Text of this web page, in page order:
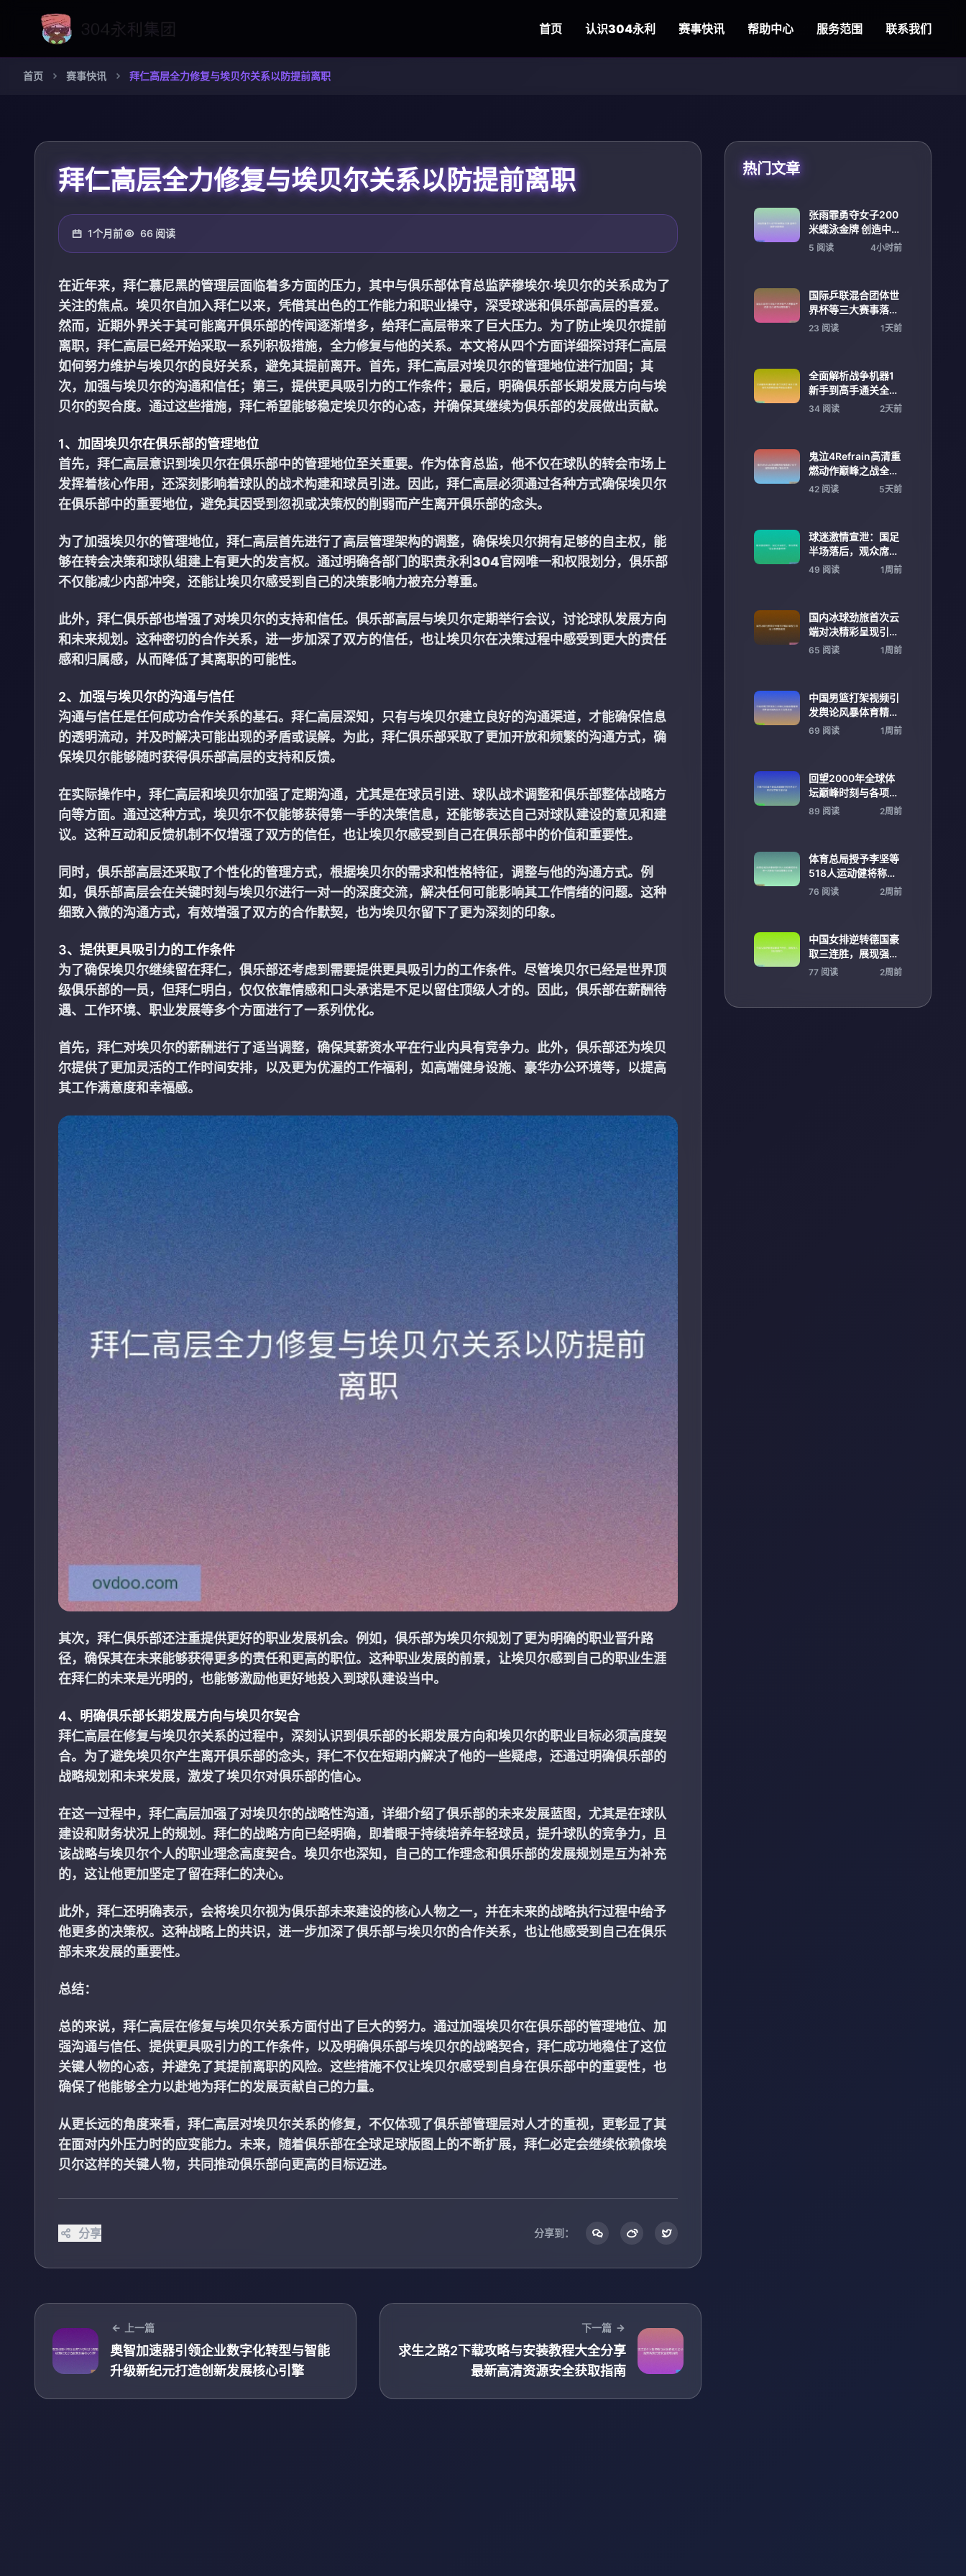
首页 认识304永利 赛事快讯 帮助中心 服务范围 联系我们
首页 赛事快讯 拜仁高层全力修复与埃贝尔关系以防提前离职
拜仁高层全力修复与埃贝尔关系以防提前离职
1个月前 66 阅读
在近年来，拜仁慕尼黑的管理层面临着多方面的压力，其中与俱乐部体育总监萨穆埃尔·埃贝尔的关系成为了
关注的焦点。埃贝尔自加入拜仁以来，凭借其出色的工作能力和职业操守，深受球迷和俱乐部高层的喜爱。
然而，近期外界关于其可能离开俱乐部的传闻逐渐增多，给拜仁高层带来了巨大压力。为了防止埃贝尔提前
离职，拜仁高层已经开始采取一系列积极措施，全力修复与他的关系。本文将从四个方面详细探讨拜仁高层
如何努力维护与埃贝尔的良好关系，避免其提前离开。首先，拜仁高层对埃贝尔的管理地位进行加固；其
次，加强与埃贝尔的沟通和信任；第三，提供更具吸引力的工作条件；最后，明确俱乐部长期发展方向与埃
贝尔的契合度。通过这些措施，拜仁希望能够稳定埃贝尔的心态，并确保其继续为俱乐部的发展做出贡献。
1、加固埃贝尔在俱乐部的管理地位
首先，拜仁高层意识到埃贝尔在俱乐部中的管理地位至关重要。作为体育总监，他不仅在球队的转会市场上
发挥着核心作用，还深刻影响着球队的战术构建和球员引进。因此，拜仁高层必须通过各种方式确保埃贝尔
在俱乐部中的重要地位，避免其因受到忽视或决策权的削弱而产生离开俱乐部的念头。
为了加强埃贝尔的管理地位，拜仁高层首先进行了高层管理架构的调整，确保埃贝尔拥有足够的自主权，能
够在转会决策和球队组建上有更大的发言权。通过明确各部门的职责永利304官网唯一和权限划分，俱乐部
不仅能减少内部冲突，还能让埃贝尔感受到自己的决策影响力被充分尊重。
此外，拜仁俱乐部也增强了对埃贝尔的支持和信任。俱乐部高层与埃贝尔定期举行会议，讨论球队发展方向
和未来规划。这种密切的合作关系，进一步加深了双方的信任，也让埃贝尔在决策过程中感受到更大的责任
感和归属感，从而降低了其离职的可能性。
2、加强与埃贝尔的沟通与信任
沟通与信任是任何成功合作关系的基石。拜仁高层深知，只有与埃贝尔建立良好的沟通渠道，才能确保信息
的透明流动，并及时解决可能出现的矛盾或误解。为此，拜仁俱乐部采取了更加开放和频繁的沟通方式，确
保埃贝尔能够随时获得俱乐部高层的支持和反馈。
在实际操作中，拜仁高层和埃贝尔加强了定期沟通，尤其是在球员引进、球队战术调整和俱乐部整体战略方
向等方面。通过这种方式，埃贝尔不仅能够获得第一手的决策信息，还能够表达自己对球队建设的意见和建
议。这种互动和反馈机制不仅增强了双方的信任，也让埃贝尔感受到自己在俱乐部中的价值和重要性。
同时，俱乐部高层还采取了个性化的管理方式，根据埃贝尔的需求和性格特征，调整与他的沟通方式。例
如，俱乐部高层会在关键时刻与埃贝尔进行一对一的深度交流，解决任何可能影响其工作情绪的问题。这种
细致入微的沟通方式，有效增强了双方的合作默契，也为埃贝尔留下了更为深刻的印象。
3、提供更具吸引力的工作条件
为了确保埃贝尔继续留在拜仁，俱乐部还考虑到需要提供更具吸引力的工作条件。尽管埃贝尔已经是世界顶
级俱乐部的一员，但拜仁明白，仅仅依靠情感和口头承诺是不足以留住顶级人才的。因此，俱乐部在薪酬待
遇、工作环境、职业发展等多个方面进行了一系列优化。
首先，拜仁对埃贝尔的薪酬进行了适当调整，确保其薪资水平在行业内具有竞争力。此外，俱乐部还为埃贝
尔提供了更加灵活的工作时间安排，以及更为优渥的工作福利，如高端健身设施、豪华办公环境等，以提高
其工作满意度和幸福感。
其次，拜仁俱乐部还注重提供更好的职业发展机会。例如，俱乐部为埃贝尔规划了更为明确的职业晋升路
径，确保其在未来能够获得更多的责任和更高的职位。这种职业发展的前景，让埃贝尔感到自己的职业生涯
在拜仁的未来是光明的，也能够激励他更好地投入到球队建设当中。
4、明确俱乐部长期发展方向与埃贝尔契合
拜仁高层在修复与埃贝尔关系的过程中，深刻认识到俱乐部的长期发展方向和埃贝尔的职业目标必须高度契
合。为了避免埃贝尔产生离开俱乐部的念头，拜仁不仅在短期内解决了他的一些疑虑，还通过明确俱乐部的
战略规划和未来发展，激发了埃贝尔对俱乐部的信心。
在这一过程中，拜仁高层加强了对埃贝尔的战略性沟通，详细介绍了俱乐部的未来发展蓝图，尤其是在球队
建设和财务状况上的规划。拜仁的战略方向已经明确，即着眼于持续培养年轻球员，提升球队的竞争力，且
该战略与埃贝尔个人的职业理念高度契合。埃贝尔也深知，自己的工作理念和俱乐部的发展规划是互为补充
的，这让他更加坚定了留在拜仁的决心。
此外，拜仁还明确表示，会将埃贝尔视为俱乐部未来建设的核心人物之一，并在未来的战略执行过程中给予
他更多的决策权。这种战略上的共识，进一步加深了俱乐部与埃贝尔的合作关系，也让他感受到自己在俱乐
部未来发展的重要性。
总结：
总的来说，拜仁高层在修复与埃贝尔关系方面付出了巨大的努力。通过加强埃贝尔在俱乐部的管理地位、加
强沟通与信任、提供更具吸引力的工作条件，以及明确俱乐部与埃贝尔的战略契合，拜仁成功地稳住了这位
关键人物的心态，并避免了其提前离职的风险。这些措施不仅让埃贝尔感受到自身在俱乐部中的重要性，也
确保了他能够全力以赴地为拜仁的发展贡献自己的力量。
从更长远的角度来看，拜仁高层对埃贝尔关系的修复，不仅体现了俱乐部管理层对人才的重视，更彰显了其
在面对内外压力时的应变能力。未来，随着俱乐部在全球足球版图上的不断扩展，拜仁必定会继续依赖像埃
贝尔这样的关键人物，共同推动俱乐部向更高的目标迈进。
分享 分享到：
上一篇
奥智加速器引领企业数字化转型与智能
升级新纪元打造创新发展核心引擎
下一篇
求生之路2下载攻略与安装教程大全分享
最新高清资源安全获取指南
热门文章
张雨霏勇夺女子200
米蝶泳金牌 创造中国
游泳新辉煌
5 阅读 4小时前
国际乒联混合团体世
界杯等三大赛事落户
成都 助力城市体育新
23 阅读 1天前
全面解析战争机器1
新手到高手通关全流
程实战攻略指南终极
34 阅读 2天前
鬼泣4Refrain高清重
燃动作巅峰之战全解
析恶魔猎人宿命对决
42 阅读 5天前
球迷激情宣泄：国足
半场落后，观众席现
“袋鼠玩偶拳击赛”
49 阅读 1周前
国内冰球劲旅首次云
端对决精彩呈现引领
线上观赛新潮流
65 阅读 1周前
中国男篮打架视频引
发舆论风暴体育精神
与赛场纪律再受关注
69 阅读 1周前
回望2000年全球体
坛巅峰时刻与各项世
界冠军荣耀全景记录
89 阅读 2周前
体育总局授予李坚等
518人运动健将称号
进一步推动中国体育
76 阅读 2周前
中国女排逆转德国豪
取三连胜，展现强大
团队凝聚力
77 阅读 2周前